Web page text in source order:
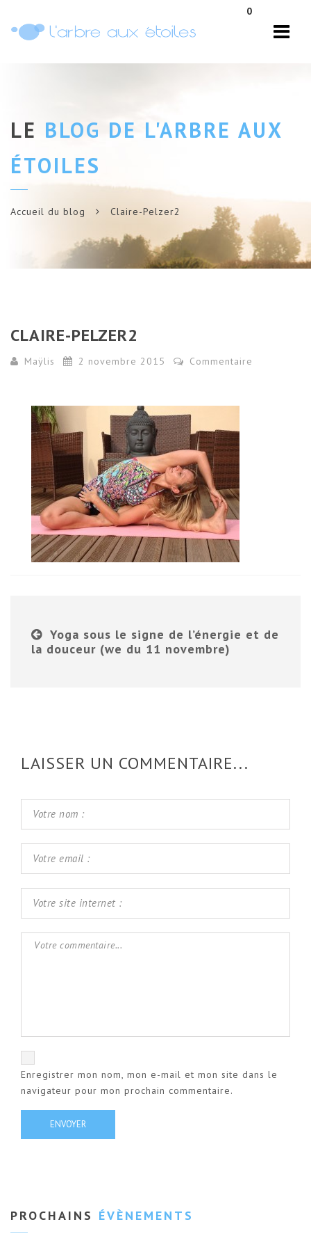
0
LE BLOG DE L'ARBRE AUX
ÉTOILES
Accueil du blog Claire-Pelzer2
CLAIRE-PELZER2
Maÿlis 2 novembre 2015 Commentaire
Yoga sous le signe de l’énergie et de
la douceur (we du 11 novembre)
LAISSER UN COMMENTAIRE...
Enregistrer mon nom, mon e-mail et mon site dans le
navigateur pour mon prochain commentaire.
PROCHAINS ÉVÈNEMENTS